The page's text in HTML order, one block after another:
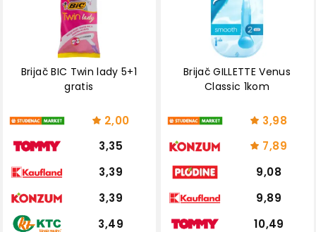
Brijač BIC Twin lady 5+1
gratis
2,00
3,35
3,39
3,39
3,49
Brijač GILLETTE Venus
Classic 1kom
3,98
7,89
9,08
9,89
10,49